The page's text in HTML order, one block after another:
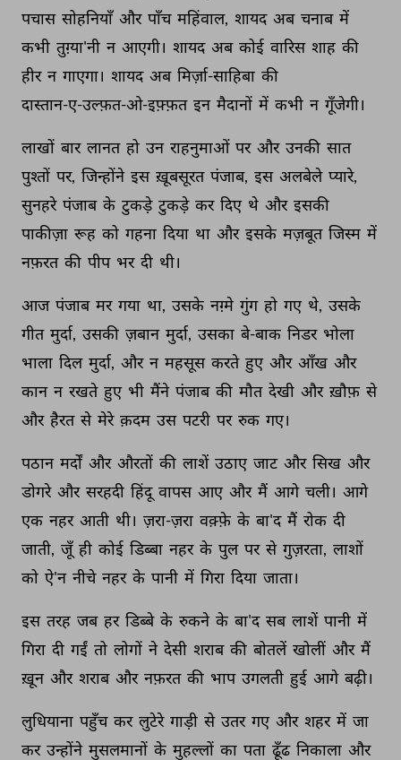
पचास सोहनियाँ और पाँच महिंवाल, शायद अब चनाब में
कभी तुग़्या'नी न आएगी। शायद अब कोई वारिस शाह की
हीर न गाएगा। शायद अब मिर्ज़ा-साहिबा की
दास्तान-ए-उल्फ़त-ओ-इफ़्फ़त इन मैदानों में कभी न गूँजेगी।
लाखों बार लानत हो उन राहनुमाओं पर और उनकी सात
पुश्तों पर, जिन्होंने इस ख़ूबसूरत पंजाब, इस अलबेले प्यारे,
सुनहरे पंजाब के टुकड़े टुकड़े कर दिए थे और इसकी
पाकीज़ा रूह को गहना दिया था और इसके मज़बूत जिस्म में
नफ़रत की पीप भर दी थी।
आज पंजाब मर गया था, उसके नग़्मे गुंग हो गए थे, उसके
गीत मुर्दा, उसकी ज़बान मुर्दा, उसका बे-बाक निडर भोला
भाला दिल मुर्दा, और न महसूस करते हुए और आँख और
कान न रखते हुए भी मैंने पंजाब की मौत देखी और ख़ौफ़ से
और हैरत से मेरे क़दम उस पटरी पर रुक गए।
पठान मर्दों और औरतों की लाशें उठाए जाट और सिख और
डोगरे और सरहदी हिंदू वापस आए और मैं आगे चली। आगे
एक नहर आती थी। ज़रा-ज़रा वक़्फ़े के बा'द मैं रोक दी
जाती, जूँ ही कोई डिब्बा नहर के पुल पर से गुज़रता, लाशों
को ऐ'न नीचे नहर के पानी में गिरा दिया जाता।
इस तरह जब हर डिब्बे के रुकने के बा'द सब लाशें पानी में
गिरा दी गईं तो लोगों ने देसी शराब की बोतलें खोलीं और मैं
ख़ून और शराब और नफ़रत की भाप उगलती हुई आगे बढ़ी।
लुधियाना पहुँच कर लुटेरे गाड़ी से उतर गए और शहर में जा
कर उन्होंने मुसलमानों के मुहल्लों का पता ढूँढ निकाला और